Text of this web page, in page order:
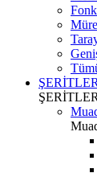
ŞERİTLER
ŞERİTLER